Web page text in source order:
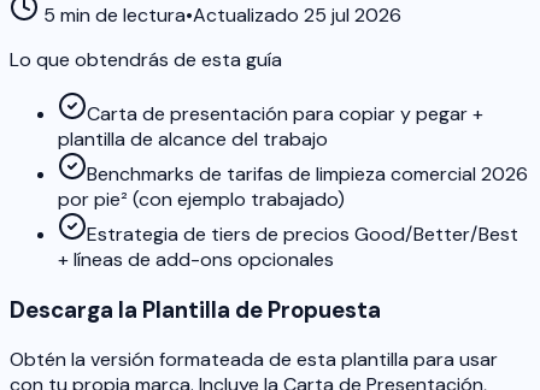
5 min de lectura•Actualizado 25 jul 2026
Lo que obtendrás de esta guía
Carta de presentación para copiar y pegar +
plantilla de alcance del trabajo
Benchmarks de tarifas de limpieza comercial 2026
por pie² (con ejemplo trabajado)
Estrategia de tiers de precios Good/Better/Best
+ líneas de add-ons opcionales
Descarga la Plantilla de Propuesta
Obtén la versión formateada de esta plantilla para usar
con tu propia marca. Incluye la Carta de Presentación,